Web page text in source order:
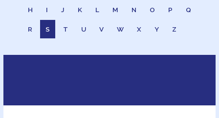
H I J K L M N O P Q
R S T U V W X Y Z